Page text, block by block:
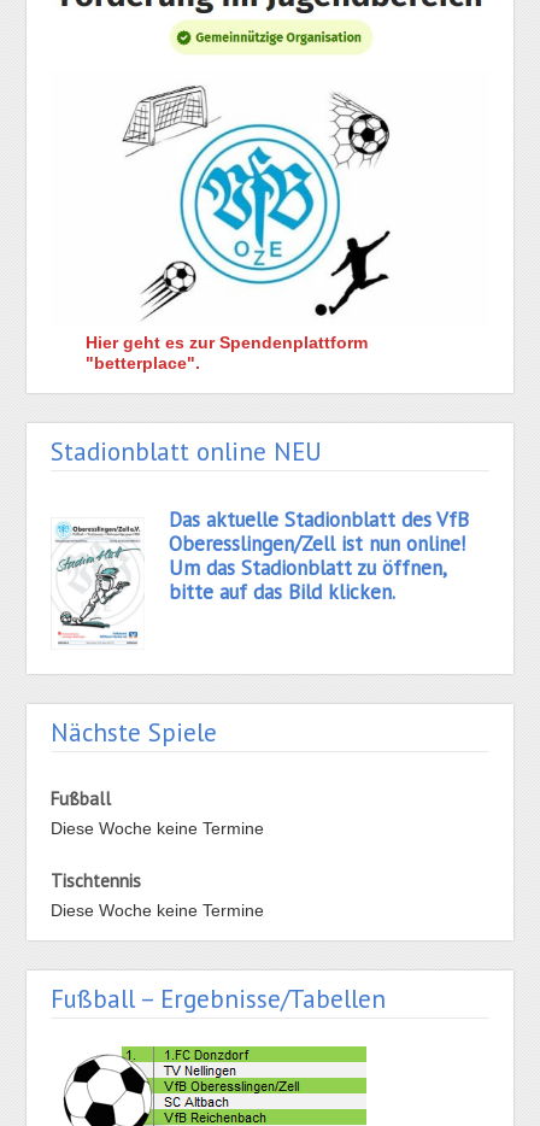
Hier geht es zur Spendenplattform
"betterplace".
Stadionblatt online NEU
Das aktuelle Stadionblatt des VfB
Oberesslingen/Zell ist nun online!
Um das Stadionblatt zu öffnen,
bitte auf das Bild klicken.
Nächste Spiele
Fußball
Diese Woche keine Termine
Tischtennis
Diese Woche keine Termine
Fußball – Ergebnisse/Tabellen